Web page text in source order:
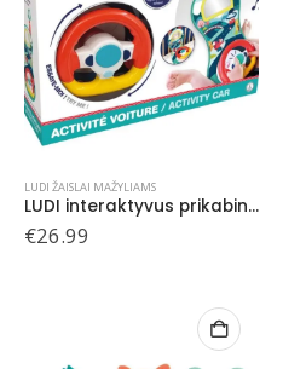
LUDI ŽAISLAI MAŽYLIAMS
LUDI interaktyvus prikabinamas automobilio vairas
€26.99